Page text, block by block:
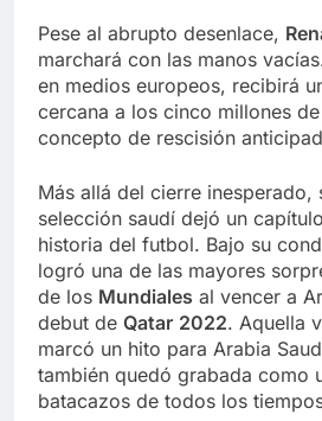
Pese al abrupto desenlace,
marchará con las manos
en medios europeos, recibirá
cercana a los cinco millones
concepto de rescisión
Más allá del cierre inesperado,
selección saudí dejó un
historia del futbol. Bajo su
logró una de las mayores
de los Mundiales al vencer a
debut de Qatar 2022. Aquella
marcó un hito para Arabia
también quedó grabada como
batacazos de todos los